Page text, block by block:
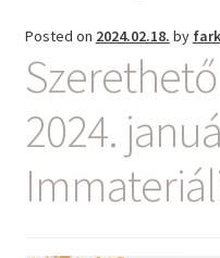
Farkas Krisztina
Posted on 2024.02.18. by
Szerethető
2024.